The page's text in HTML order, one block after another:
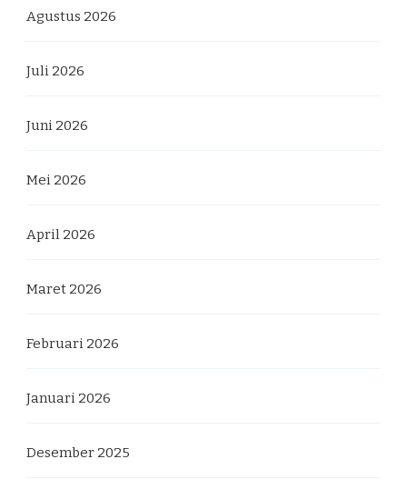
Agustus 2026
Juli 2026
Juni 2026
Mei 2026
April 2026
Maret 2026
Februari 2026
Januari 2026
Desember 2025